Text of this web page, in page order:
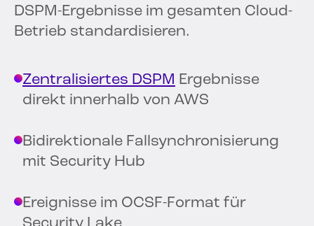
DSPM-Ergebnisse im gesamten Cloud-
Betrieb standardisieren.
Zentralisiertes DSPM Ergebnisse
direkt innerhalb von AWS
Bidirektionale Fallsynchronisierung
mit Security Hub
Ereignisse im OCSF-Format für